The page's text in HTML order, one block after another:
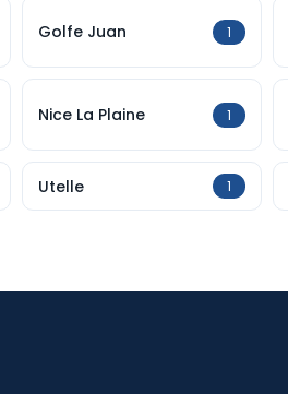
Golfe Juan 1
Nice La Plaine 1
Utelle 1